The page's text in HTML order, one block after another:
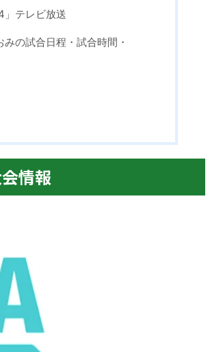
」テレビ放送
の試合日程・試合時間・
情報